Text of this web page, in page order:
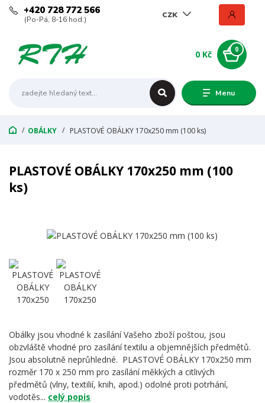
Menu
CZK
+420 728 772 566
(Po-Pá, 8-16 hod.)
0
0 Kč
OBÁLKY PLASTOVÉ OBÁLKY 170x250 mm (100 ks)
PLASTOVÉ OBÁLKY 170x250 mm (100
ks)
Obálky jsou vhodné k zasílání Vašeho zboží poštou, jsou
obzvláště vhodné pro zasílání textilu a objemnějších předmětů.
Jsou absolutně neprůhledné. PLASTOVÉ OBÁLKY 170x250 mm
rozměr 170 x 250 mm pro zasílání měkkých a citlivých
předmětů (vlny, textilií, knih, apod.) odolné proti potrhání,
vodotěs... celý popis